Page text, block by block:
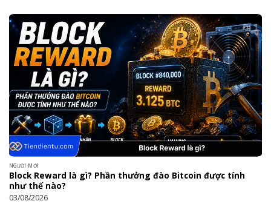
NGƯỜI MỚI
Block Reward là gì? Phần thưởng đào Bitcoin được tính
như thế nào?
03/08/2026